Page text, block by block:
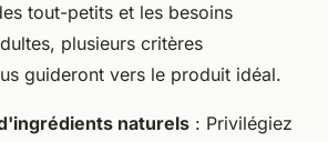
tout-petits et les besoins
plusieurs critères
guideront vers le produit idéal.
naturels : Privilégiez